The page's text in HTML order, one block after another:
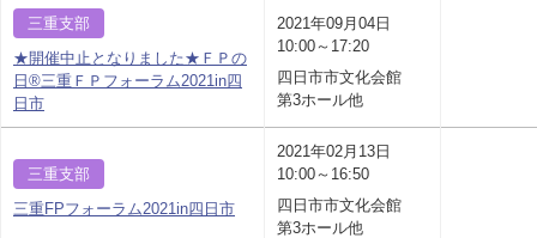
三重支部
★開催中止となりました★ＦＰの
日®三重ＦＰフォーラム2021in四
日市
2021年09月04日
10:00～17:20
四日市市文化会館
第3ホール他
三重支部
三重FPフォーラム2021in四日市
2021年02月13日
10:00～16:50
四日市市文化会館
第3ホール他